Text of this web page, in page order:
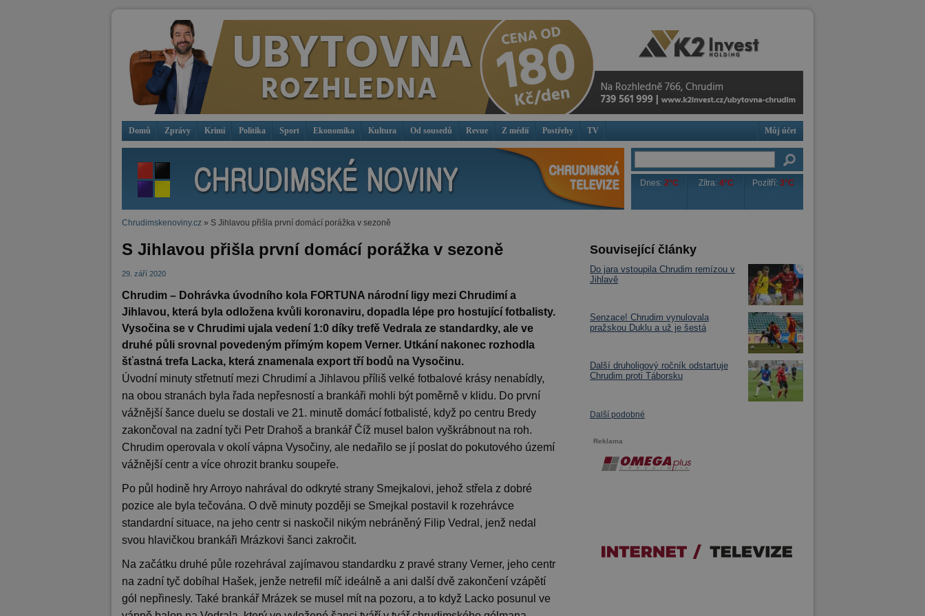
Domů Zprávy Krimi Politika Sport Ekonomika Kultura Od sousedů Revue Z médií Postřehy TV Můj účet
Dnes:2°C Zítra:4°C Pozítří: 3°C
Chrudimskenoviny.cz » S Jihlavou přišla první domácí porážka v sezoně
S Jihlavou přišla první domácí porážka v sezoně
29. září 2020
Chrudim – Dohrávka úvodního kola FORTUNA národní ligy mezi Chrudimí a
Jihlavou, která byla odložena kvůli koronaviru, dopadla lépe pro hostující fotbalisty.
Vysočina se v Chrudimi ujala vedení 1:0 díky trefě Vedrala ze standardky, ale ve
druhé půli srovnal povedeným přímým kopem Verner. Utkání nakonec rozhodla
šťastná trefa Lacka, která znamenala export tří bodů na Vysočinu.
Úvodní minuty střetnutí mezi Chrudimí a Jihlavou příliš velké fotbalové krásy nenabídly,
na obou stranách byla řada nepřesností a brankáři mohli být poměrně v klidu. Do první
vážnější šance duelu se dostali ve 21. minutě domácí fotbalisté, když po centru Bredy
zakončoval na zadní tyči Petr Drahoš a brankář Číž musel balon vyškrábnout na roh.
Chrudim operovala v okolí vápna Vysočiny, ale nedařilo se jí poslat do pokutového území
vážnější centr a více ohrozit branku soupeře.
Po půl hodině hry Arroyo nahrával do odkryté strany Smejkalovi, jehož střela z dobré
pozice ale byla tečována. O dvě minuty později se Smejkal postavil k rozehrávce
standardní situace, na jeho centr si naskočil nikým nebráněný Filip Vedral, jenž nedal
svou hlavičkou brankáři Mrázkovi šanci zakročit.
Na začátku druhé půle rozehrával zajímavou standardku z pravé strany Verner, jeho centr
na zadní tyč dobíhal Hašek, jenže netrefil míč ideálně a ani další dvě zakončení vzápětí
gól nepřinesly. Také brankář Mrázek se musel mít na pozoru, a to když Lacko posunul ve
Související články
Do jara vstoupila Chrudim remízou v
Jihlavě
Senzace! Chrudim vynulovala
pražskou Duklu a už je šestá
Další druholigový ročník odstartuje
Chrudim proti Táborsku
Další podobné
Reklama